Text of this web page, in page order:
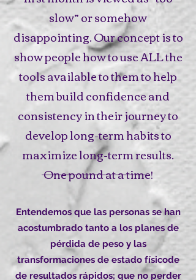
slow” or somehow
disappointing. Our concept is to
show people how to use ALL the
tools available to them to help
them build confidence and
consistency in their journey to
develop long-term habits to
maximize long-term results.
One pound at a time!
Entendemos que las personas se han
acostumbrado tanto a los planes de
pérdida de peso y las
transformaciones de estado físicode
de resultados rápidos; que no perder